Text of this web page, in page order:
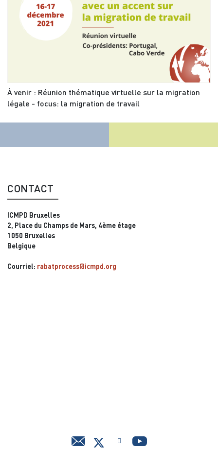
À venir : Réunion thématique virtuelle sur la migration
légale - focus: la migration de travail
CONTACT
ICMPD Bruxelles
2, Place du Champs de Mars, 4ème étage
1050 Bruxelles
Belgique
Courriel: rabatprocess@icmpd.org